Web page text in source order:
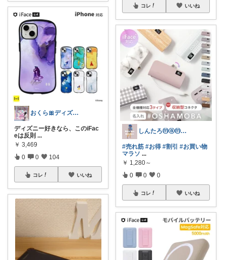
おくら🎀ディズニー
ディズニー好きなら、このiFac
eは反則 ...
￥ 3,469
0 0 104
コレ いいね
コレ いいね
しんたろⓜⓐⓜⓐ🔰ﾌｫﾛﾜｰ様から購入
#売れ筋 #お得 #割引 #お買い物
マラソ ...
￥ 1,280～
0 0 0
コレ いいね